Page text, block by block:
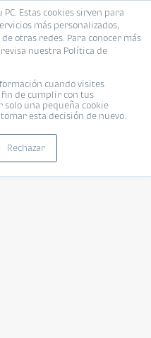
Estas cookies sirven para
más personalizados,
otras redes. Para conocer más
nuestra Política de
cuando visites
fin de cumplir con tus
una pequeña cookie
esta decisión de nuevo.
Rechazar